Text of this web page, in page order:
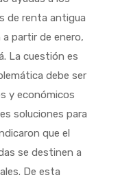
de renta antigua
partir de enero,
La cuestión es
debe ser
y económicos
soluciones para
que el
se destinen a
De esta